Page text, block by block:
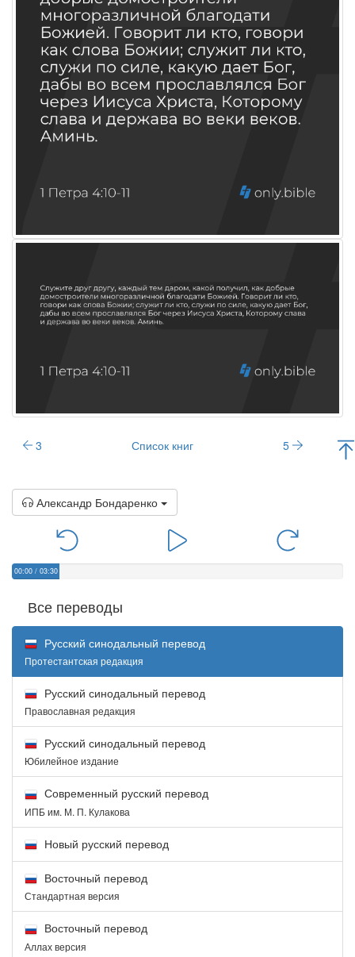
3 Список книг 5
Александр Бондаренко
00:00 / 03:30
Все переводы
Русский синодальный перевод
Протестантская редакция
Русский синодальный перевод
Православная редакция
Русский синодальный перевод
Юбилейное издание
Современный русский перевод
ИПБ им. М. П. Кулакова
Новый русский перевод
Восточный перевод
Стандартная версия
Восточный перевод
Аллах версия